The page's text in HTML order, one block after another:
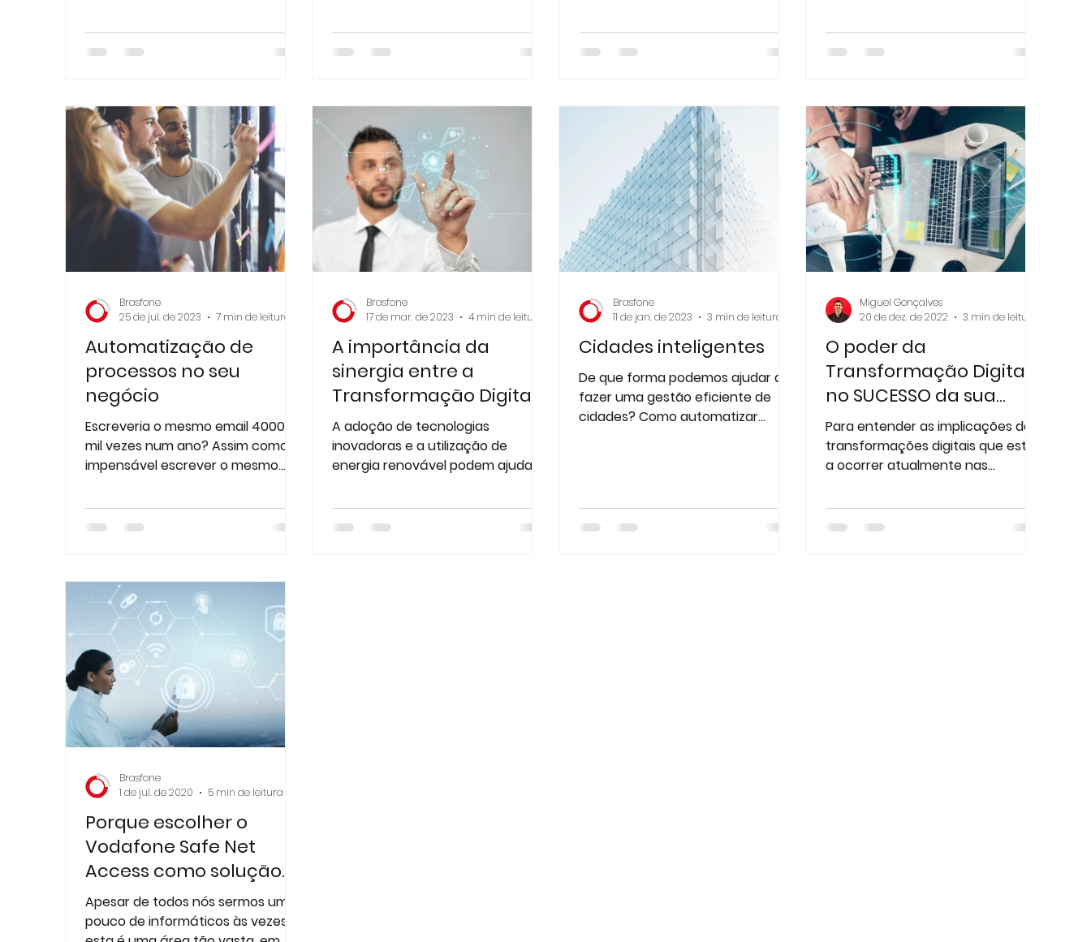
mal...
definidos,...
qualquer empresa que de
regulamentações...
Automatização de
processos no seu
negócio
Escreveria o mesmo email 4000
mil vezes num ano? Assim como é
impensável escrever o mesmo
mesmo contato...
Brasfone
25 de jul. de 2023
7 min de leitura
A importância da
sinergia entre a
Transformação Digital,
Energia e Telecom nas
empresas em Portugal
A adoção de tecnologias
inovadoras e a utilização de
energia renovável podem ajudar
melhorar a sua imagem.
Brasfone
17 de mar. de 2023
Cidades inteligentes
De que forma podemos ajudar a
fazer uma gestão eficiente de
cidades? Como automatizar
Brasfone
11 de jan. de 2023
3 min de leitura
O poder da
Transformação Digital
no SUCESSO da sua
empresa
Para entender as implicações das
transformações digitais que estão
a ocorrer atualmente nas
o que...
Miguel Gonçalves
20 de dez. de 2022
Porque escolher o
Vodafone Safe Net
Access como solução
de Cibersegurança?
Apesar de todos nós sermos um
pouco de informáticos às vezes,
Brasfone
1 de jul. de 2020
5 min de leitura